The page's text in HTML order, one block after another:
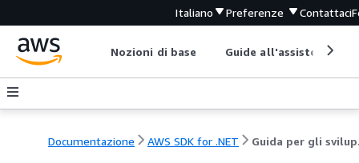
Italiano Preferenze Contattaci
Nozioni di base Guide all'assistenza
Documentazione AWS SDK for .NET